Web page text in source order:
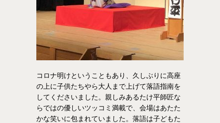
コロナ明けということもあり、久しぶりに高座
の上に子供たちやら大人まで上げて落語指南を
してくださいました。親しみあるたけ平師匠な
らではの優しいツッコミ満載で、会場はあたた
かな笑いに包まれていました。落語は子どもた